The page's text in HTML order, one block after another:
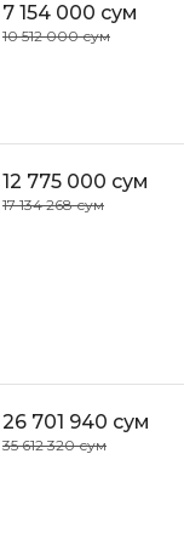
7 154 000 сум
10 512 000 сум
12 775 000 сум
17 134 268 сум
26 701 940 сум
35 612 320 сум